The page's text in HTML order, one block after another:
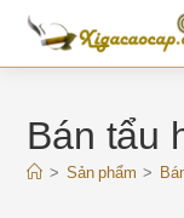
Skip
content
Bán tẩu
> Sản phẩm >